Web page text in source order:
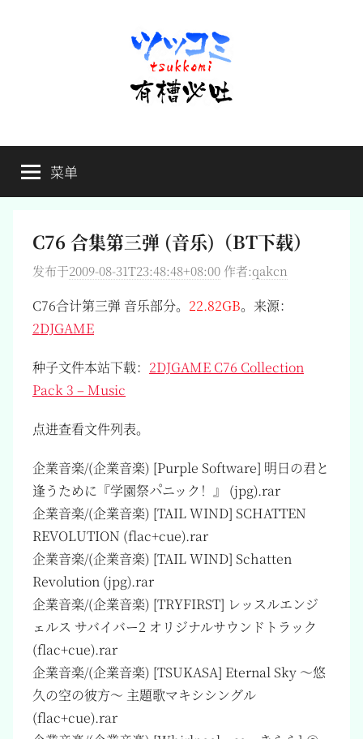
有
槽
必
吐
槽，
毋
菜单
C76 合集第三弹 (音乐)（BT下载）
发布于2009-08-31T23:48:48+08:00 作者:qakcn
C76合计第三弹 音乐部分。 22.82GB。来源：
2DJGAME
种子文件本站下载： 2DJGAME C76 Collection
Pack 3 – Music
点进查看文件列表。
企業音楽/(企業音楽) [Purple Software] 明日の君と
逢うために『学園祭パニック！』 (jpg).rar
企業音楽/(企業音楽) [TAIL WIND] SCHATTEN
REVOLUTION (flac+cue).rar
企業音楽/(企業音楽) [TAIL WIND] Schatten
Revolution (jpg).rar
企業音楽/(企業音楽) [TRYFIRST] レッスルエンジ
ェルス サバイバー2 オリジナルサウンドトラック
(flac+cue).rar
企業音楽/(企業音楽) [TSUKASA] Eternal Sky ～悠
久の空の彼方～ 主題歌マキシシングル
(flac+cue).rar